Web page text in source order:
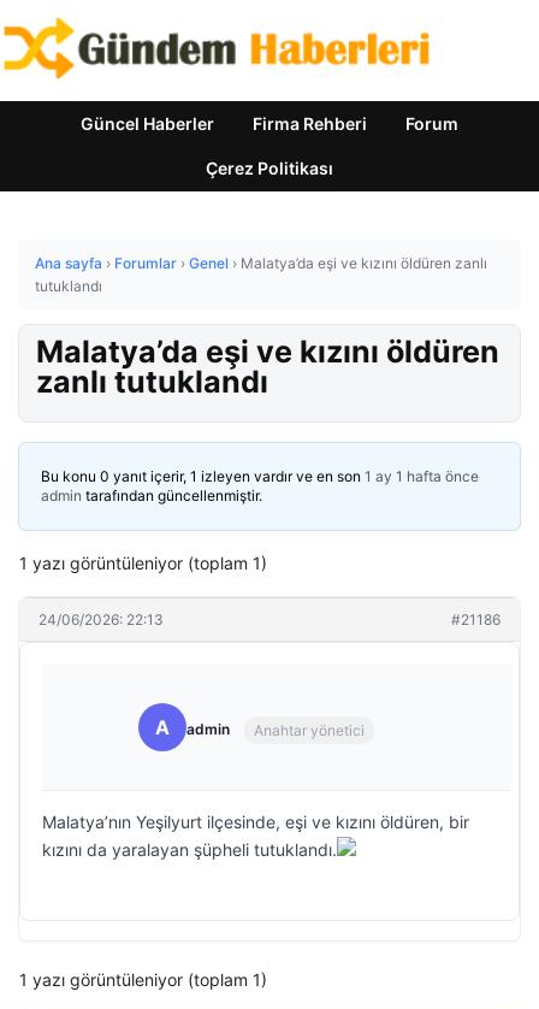
Güncel Haberler Firma Rehberi Forum
Çerez Politikası
Ana sayfa › Forumlar › Genel › Malatya’da eşi ve kızını öldüren zanlı
tutuklandı
Malatya’da eşi ve kızını öldüren
zanlı tutuklandı
Bu konu 0 yanıt içerir, 1 izleyen vardır ve en son 1 ay 1 hafta önce
admin tarafından güncellenmiştir.
1 yazı görüntüleniyor (toplam 1)
24/06/2026: 22:13 #21186
A admin Anahtar yönetici
Malatya’nın Yeşilyurt ilçesinde, eşi ve kızını öldüren, bir
kızını da yaralayan şüpheli tutuklandı.
1 yazı görüntüleniyor (toplam 1)